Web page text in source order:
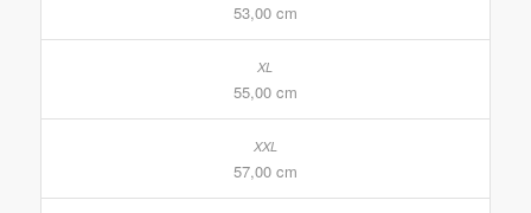
53,00 cm
55,00 cm
57,00 cm